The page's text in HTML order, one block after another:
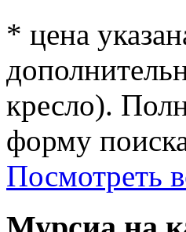
* цена
кресло).
форму
Посмотреть